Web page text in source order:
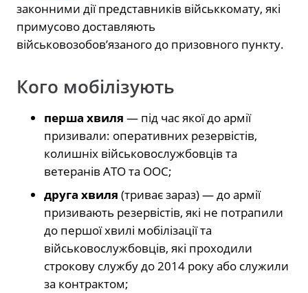
законними дії представників військкомату, які
примусово доставляють
військовозобов’язаного до призовного пункту.
Кого мобілізують
перша хвиля — під час якої до армії
призивали: оперативних резервістів,
колишніх військовослужбовців та
ветеранів АТО та ООС;
друга хвиля (триває зараз) — до армії
призивають резервістів, які не потрапили
до першої хвилі мобілізації та
військовослужбовців, які проходили
строкову службу до 2014 року або служили
за контрактом;